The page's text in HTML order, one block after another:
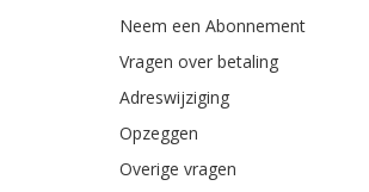
Neem een Abonnement
Vragen over betaling
Adreswijziging
Opzeggen
Overige vragen